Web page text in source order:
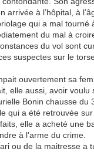
arrivée à l’hôpital, à
qui a mal tourné
du mal à
du vol sont
suspectes sur le
ouvertement sa
elle aussi, avoir voulu
Bonin chausse du
qui a été retrouvée
elle a acheté une
à l’arme du crime.
ou de la maitresse a